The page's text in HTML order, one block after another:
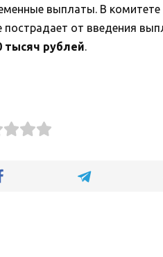
выплаты. В
от введения
тысяч рублей.